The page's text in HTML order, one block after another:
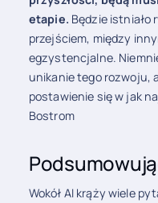
etapie. Będzie istniało
przejściem, między
egzystencjalne.
unikanie tego rozwoju,
postawienie się w jak
Bostrom
Wokół AI krąży wiele